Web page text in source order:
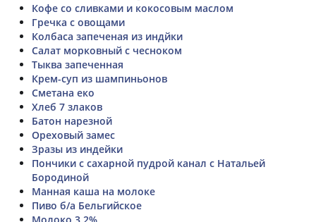
Кофе со сливками и кокосовым маслом
Гречка с овощами
Колбаса запеченая из индйки
Салат морковный с чесноком
Тыква запеченная
Крем-суп из шампиньонов
Сметана еко
Хлеб 7 злаков
Батон нарезной
Ореховый замес
Зразы из индейки
Пончики с сахарной пудрой канал с Натальей
Бородиной
Манная каша на молоке
Пиво б/а Бельгийское